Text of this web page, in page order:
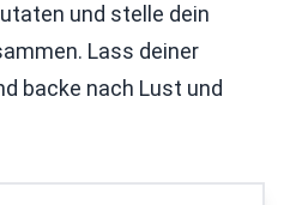
und stelle dein
Lass deiner
backe nach Lust und